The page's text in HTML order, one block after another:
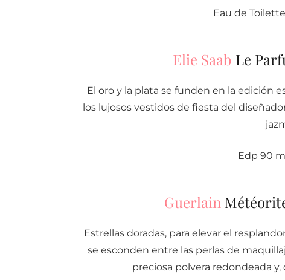
Eau de
Elie Saab Le
El oro y la plata se funden en la edición
los lujosos vestidos de fiesta del
Edp 90
Guerlain
Estrellas doradas, para elevar el
se esconden entre las perlas de
preciosa polvera redondeada